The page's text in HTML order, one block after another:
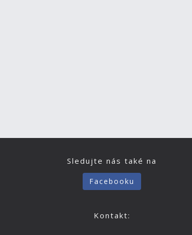
Sledujte nás také na
Facebooku
Kontakt: